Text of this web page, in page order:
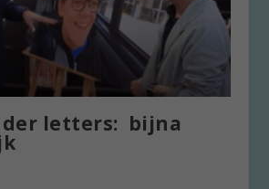
letters: bijna